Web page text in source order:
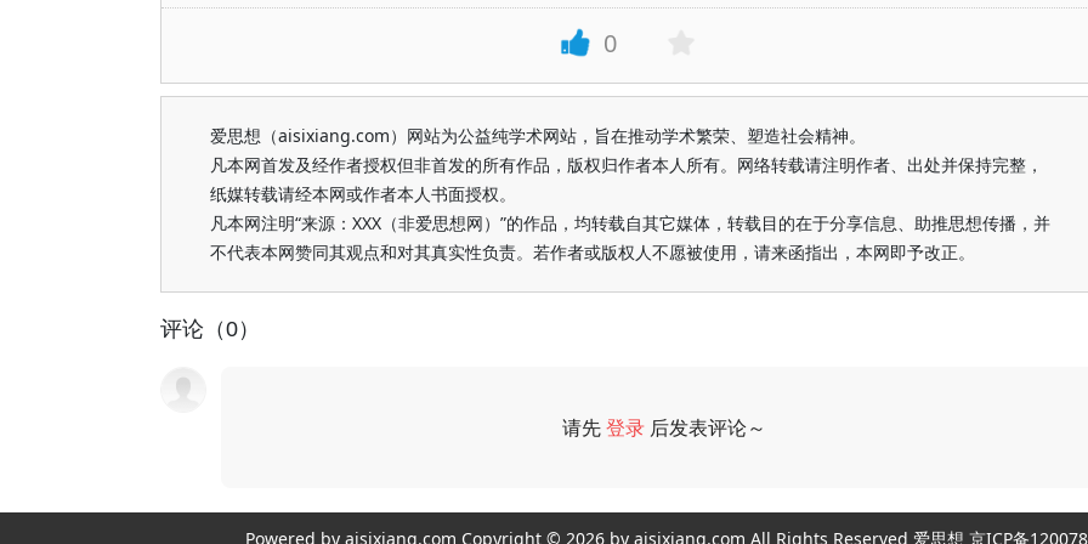
0
爱思想（aisixiang.com）网站为公益纯学术网站，旨在推动学术繁荣、塑造社会精神。
凡本网首发及经作者授权但非首发的所有作品，版权归作者本人所有。网络转载请注明作者、出处并保持完整，
纸媒转载请经本网或作者本人书面授权。
凡本网注明“来源：XXX（非爱思想网）”的作品，均转载自其它媒体，转载目的在于分享信息、助推思想传播，并
不代表本网赞同其观点和对其真实性负责。若作者或版权人不愿被使用，请来函指出，本网即予改正。
评论（0）
请先登录 后发表评论～
Powered by aisixiang.com Copyright © 2026 by aisixiang.com All Rights Reserved 爱思想 京ICP备